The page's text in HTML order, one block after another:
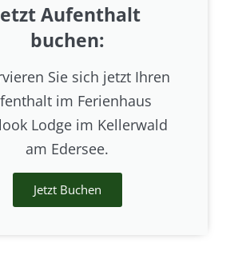
Aufenthalt
buchen:
Sie sich jetzt Ihren
im Ferienhaus
Lodge im Kellerwald
am Edersee.
Jetzt Buchen